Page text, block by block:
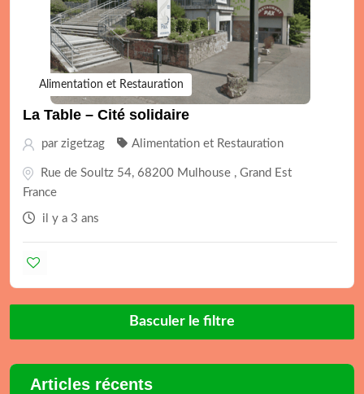
Alimentation et Restauration
La Table – Cité solidaire
par zigetzag Alimentation et Restauration
Rue de Soultz 54, 68200 Mulhouse , Grand Est
France
il y a 3 ans
Basculer le filtre
Articles récents